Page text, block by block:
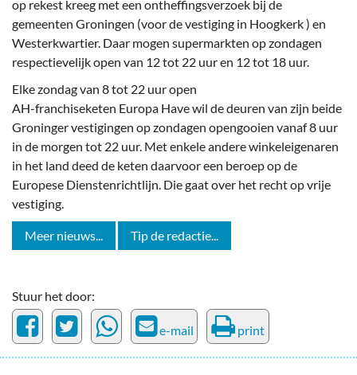
op rekest kreeg met een ontheffingsverzoek bij de
gemeenten Groningen (voor de vestiging in Hoogkerk ) en
Westerkwartier. Daar mogen supermarkten op zondagen
respectievelijk open van 12 tot 22 uur en 12 tot 18 uur.
Elke zondag van 8 tot 22 uur open
AH-franchiseketen Europa Have wil de deuren van zijn beide
Groninger vestigingen op zondagen opengooien vanaf 8 uur
in de morgen tot 22 uur. Met enkele andere winkeleigenaren
in het land deed de keten daarvoor een beroep op de
Europese Dienstenrichtlijn. Die gaat over het recht op vrije
vestiging.
Meer nieuws... Tip de redactie...
Stuur het door:
e-mail print